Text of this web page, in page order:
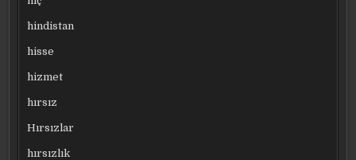
hindistan
hisse
hizmet
hırsız
Hırsızlar
hırsızlık